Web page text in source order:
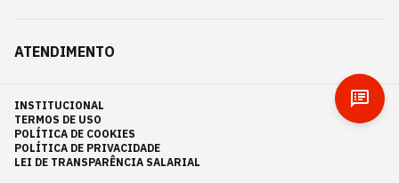
ATENDIMENTO
INSTITUCIONAL
TERMOS DE USO
POLÍTICA DE COOKIES
POLÍTICA DE PRIVACIDADE
LEI DE TRANSPARÊNCIA SALARIAL